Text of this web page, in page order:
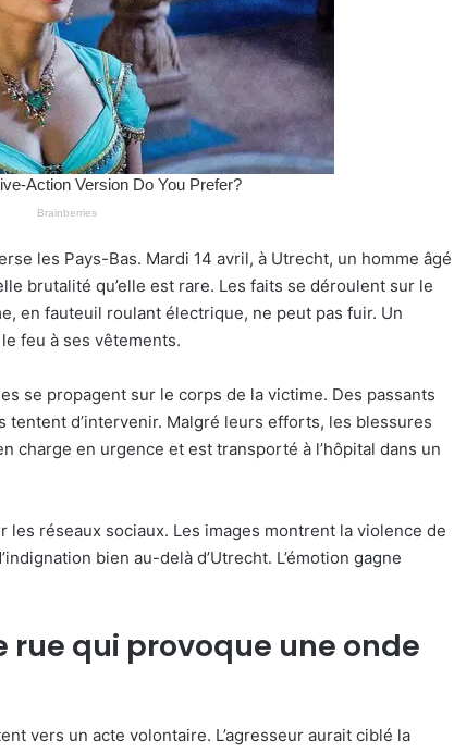
les Pays-Bas. Mardi 14 avril, à Utrecht, un homme âgé
brutalité qu’elle est rare. Les faits se déroulent sur le
en fauteuil roulant électrique, ne peut pas fuir. Un
feu à ses vêtements.
se propagent sur le corps de la victime. Des passants
tentent d’intervenir. Malgré leurs efforts, les blessures
charge en urgence et est transporté à l’hôpital dans un
les réseaux sociaux. Les images montrent la violence de
bien au-delà d’Utrecht. L’émotion gagne
rue qui provoque une onde
vers un acte volontaire. L’agresseur aurait ciblé la